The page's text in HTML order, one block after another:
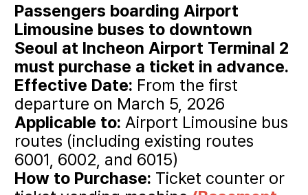
Passengers boarding Airport
Limousine buses to downtown
Seoul at Incheon Airport Terminal 2
must purchase a ticket in advance.
Effective Date: From the first
departure on March 5, 2026
Applicable to: Airport Limousine bus
routes (including existing routes
6001, 6002, and 6015)
How to Purchase: Ticket counter or